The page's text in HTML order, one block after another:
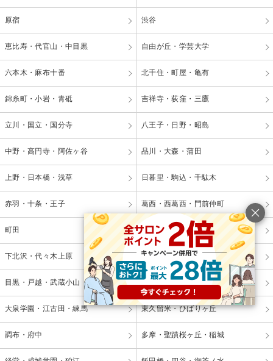
原宿 渋谷
恵比寿・代官山・中目黒 自由が丘・学芸大学
六本木・麻布十番 北千住・町屋・亀有
錦糸町・小岩・青砥 吉祥寺・荻窪・三鷹
立川・国立・国分寺 八王子・日野・昭島
中野・高円寺・阿佐ヶ谷 品川・大森・蒲田
上野・日本橋・浅草 日暮里・駒込・千駄木
赤羽・十条・王子 葛西・西葛西・門前仲町
町田 三軒茶屋・用賀・二子玉川
下北沢・代々木上原 板橋・成増・巣鴨
目黒・戸越・武蔵小山 田無・小平・久米川
大泉学園・江古田・練馬 東久留米・ひばりヶ丘
調布・府中 多摩・聖蹟桜ヶ丘・稲城